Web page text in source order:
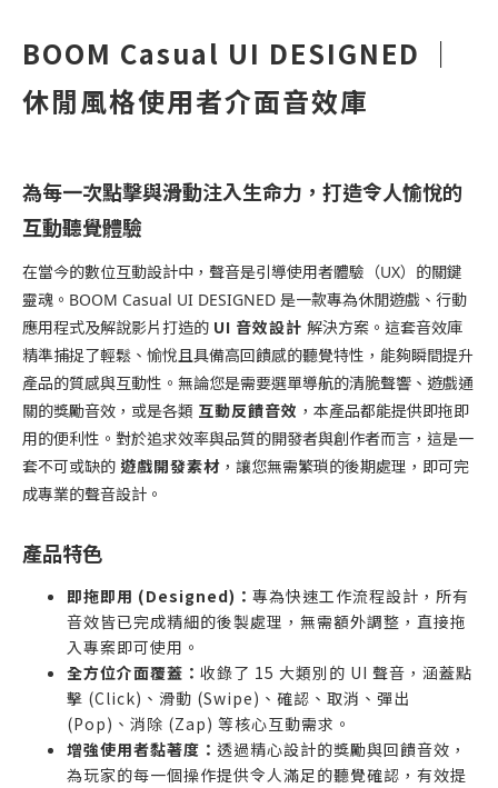
BOOM Casual UI DESIGNED ｜
休閒風格使用者介面音效庫
為每一次點擊與滑動注入生命力，打造令人愉悅的
互動聽覺體驗
在當今的數位互動設計中，聲音是引導使用者體驗（UX）的關鍵
靈魂。BOOM Casual UI DESIGNED 是一款專為休閒遊戲、行動
應用程式及解說影片打造的 UI 音效設計 解決方案。這套音效庫
精準捕捉了輕鬆、愉悅且具備高回饋感的聽覺特性，能夠瞬間提升
產品的質感與互動性。無論您是需要選單導航的清脆聲響、遊戲通
關的獎勵音效，或是各類 互動反饋音效 ，本產品都能提供即拖即
用的便利性。對於追求效率與品質的開發者與創作者而言，這是一
套不可或缺的 遊戲開發素材 ，讓您無需繁瑣的後期處理，即可完
成專業的聲音設計。
產品特色
即拖即用 (Designed)： 專為快速工作流程設計，所有
音效皆已完成精細的後製處理，無需額外調整，直接拖
入專案即可使用。
全方位介面覆蓋： 收錄了 15 大類別的 UI 聲音，涵蓋點
擊 (Click)、滑動 (Swipe)、確認、取消、彈出
(Pop)、消除 (Zap) 等核心互動需求。
增強使用者黏著度： 透過精心設計的獎勵與回饋音效，
為玩家的每一個操作提供令人滿足的聽覺確認，有效提